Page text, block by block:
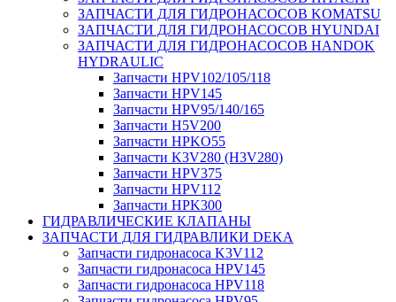
ЗАПЧАСТИ ДЛЯ ГИДРОНАСОСОВ KOMATSU
ЗАПЧАСТИ ДЛЯ ГИДРОНАСОСОВ HYUNDAI
ЗАПЧАСТИ ДЛЯ ГИДРОНАСОСОВ HANDOK
HYDRAULIC
Запчасти HPV102/105/118
Запчасти HPV145
Запчасти HPV95/140/165
Запчасти H5V200
Запчасти HPKO55
Запчасти K3V280 (H3V280)
Запчасти HPV375
Запчасти HPV112
Запчасти HPK300
ГИДРАВЛИЧЕСКИЕ КЛАПАНЫ
ЗАПЧАСТИ ДЛЯ ГИДРАВЛИКИ DEKA
Запчасти гидронасоса K3V112
Запчасти гидронасоса HPV145
Запчасти гидронасоса HPV118